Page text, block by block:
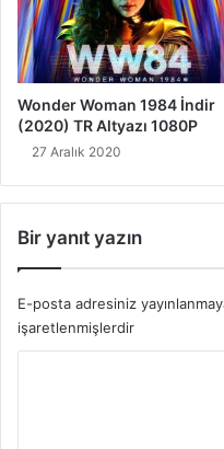
Wonder Woman 1984 İndir
(2020) TR Altyazı 1080P
27 Aralık 2020
Bir yanıt yazın
E-posta adresiniz
işaretlenmişlerdir